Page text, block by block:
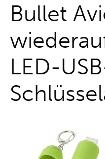
Bullet
LED-